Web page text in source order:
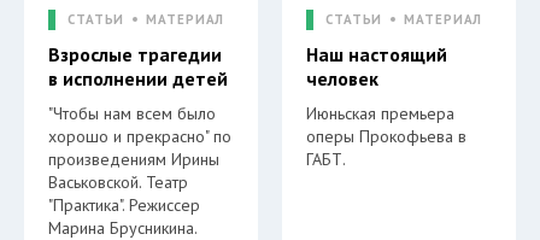
СТАТЬИ МАТЕРИАЛ
Взрослые трагедии
в исполнении детей
"Чтобы нам всем было
хорошо и прекрасно" по
произведениям Ирины
Васьковской. Театр
"Практика". Режиссер
Марина Брусникина.
СТАТЬИ МАТЕРИАЛ
Наш настоящий
человек
Июньская премьера
оперы Прокофьева в
ГАБТ.